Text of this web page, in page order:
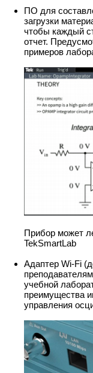
ПО для
загрузки
чтобы каждый
отчет.
примеров
Прибор может
TekSmartLab
Адаптер Wi-Fi
учебной
преимущества
управления